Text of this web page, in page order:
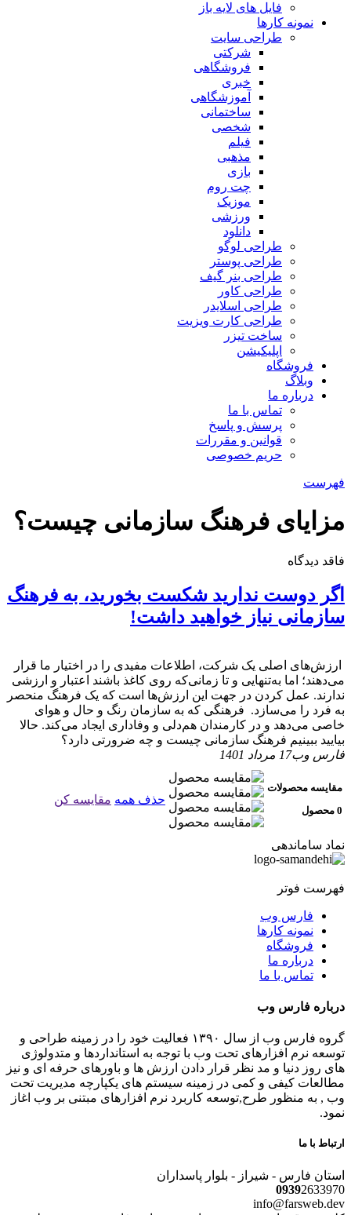
فایل های لایه باز
نمونه کارها
طراحی سایت
شرکتی
فروشگاهی
خبری
آموزشگاهی
ساختمانی
شخصی
فیلم
مذهبی
بازی
چت روم
موزیک
ورزشی
دانلود
طراحی لوگو
طراحی پوستر
طراحی بنر گیف
طراحی کاور
طراحی اسلایدر
طراحی کارت ویزیت
ساخت تیزر
اپلیکیشن
فروشگاه
وبلاگ
درباره ما
تماس با ما
پرسش و پاسخ
قوانین و مقررات
حریم خصوصی
فهرست
مزایای فرهنگ سازمانی چیست؟
فاقد دیدگاه
اگر دوست ندارید شکست بخورید، به فرهنگ
سازمانی نیاز خواهید داشت!
ارزش‌های اصلی یک شرکت، اطلاعات مفیدی را در اختیار ما قرار
می‌دهند؛ اما به‌تنهایی و تا زمانی‌که روی کاغذ باشند اعتبار و ارزشی
ندارند. عمل کردن در جهت این ارزش‌ها است که یک فرهنگ منحصر
به فرد را می‌سازد. فرهنگی که به سازمان رنگ و حال و هوای
خاصی می‌دهد و در کارمندان هم‌دلی و وفاداری ایجاد می‌کند. حالا
بیایید ببینیم فرهنگ سازمانی چیست و چه ضرورتی دارد؟
فارس وب17 مرداد 1401
مقایسه محصولات
0 محصول
حذف همه مقایسه کن
نماد ساماندهی
فهرست فوتر
فارس وب
نمونه کارها
فروشگاه
درباره ما
تماس با ما
درباره فارس وب
گروه فارس وب از سال ۱۳۹۰ فعالیت خود را در زمینه طراحی و
توسعه نرم افزارهای تحت وب با توجه به استانداردها و متدولوژی
های روز دنیا و مد نظر قرار دادن ارزش ها و باورهای حرفه ای و نیز
مطالعات کیفی و کمی در زمینه سیستم های یکپارچه مدیریت تحت
وب , به منظور طرح,توسعه کاربرد نرم افزارهای مبتنی بر وب اغاز
نمود.
ارتباط با ما
استان فارس - شیراز - بلوار پاسداران
09392633970
info@farsweb.dev